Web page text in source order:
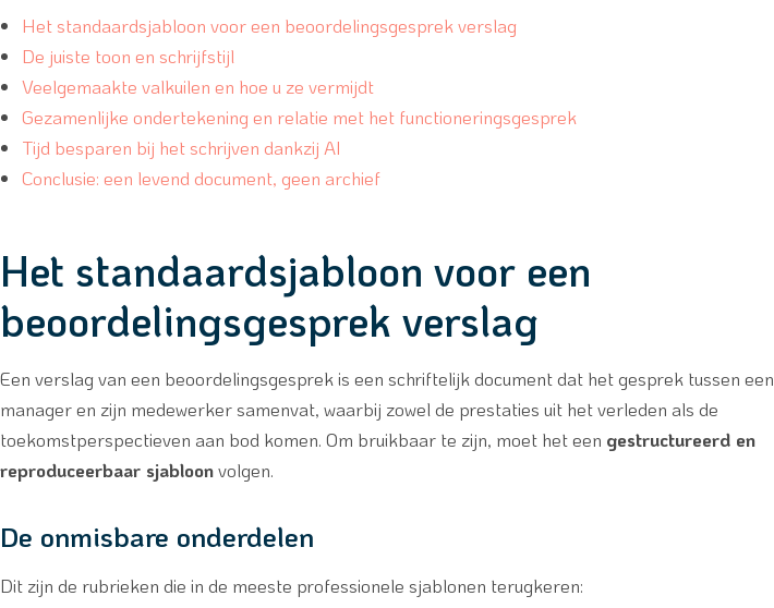
Het standaardsjabloon voor een beoordelingsgesprek verslag
De juiste toon en schrijfstijl
Veelgemaakte valkuilen en hoe u ze vermijdt
Gezamenlijke ondertekening en relatie met het functioneringsgesprek
Tijd besparen bij het schrijven dankzij AI
Conclusie: een levend document, geen archief
Het standaardsjabloon voor een
beoordelingsgesprek verslag
Een verslag van een beoordelingsgesprek is een schriftelijk document dat het gesprek tussen een
manager en zijn medewerker samenvat, waarbij zowel de prestaties uit het verleden als de
toekomstperspectieven aan bod komen. Om bruikbaar te zijn, moet het een gestructureerd en
reproduceerbaar sjabloonvolgen.
De onmisbare onderdelen
Dit zijn de rubrieken die in de meeste professionele sjablonen terugkeren: